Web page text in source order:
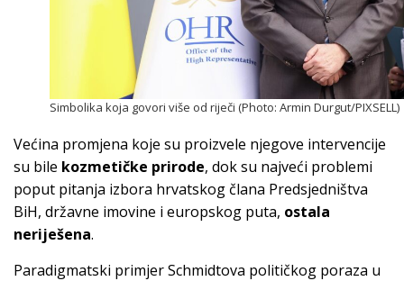
Simbolika koja govori više od riječi (Photo: Armin Durgut/PIXSELL)
Većina promjena koje su proizvele njegove intervencije
su bile kozmetičke prirode, dok su najveći problemi
poput pitanja izbora hrvatskog člana Predsjedništva
BiH, državne imovine i europskog puta, ostala
neriješena.
Paradigmatski primjer Schmidtova političkog poraza u